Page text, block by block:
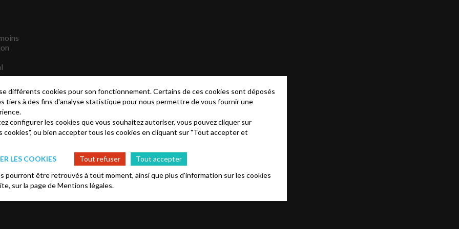
2017
différents cookies pour son fonctionnement. Certains de ces cookies sont déposés
tiers à des fins d'analyse statistique pour nous permettre de vous fournir une
configurer les cookies que vous souhaitez autoriser, vous pouvez cliquer sur
cookies", ou bien accepter tous les cookies en cliquant sur "Tout accepter et
LES COOKIES
Tout refuser
Tout accepter
pourront être retrouvés à tout moment, ainsi que plus d'information sur les cookies
sur la page deMentions légales.